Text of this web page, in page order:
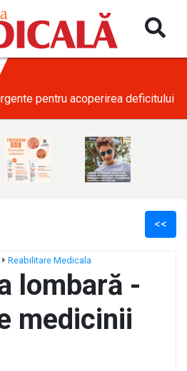
pentru acoperirea deficitului
<<
Reabilitare Medicala
lombară -
medicinii